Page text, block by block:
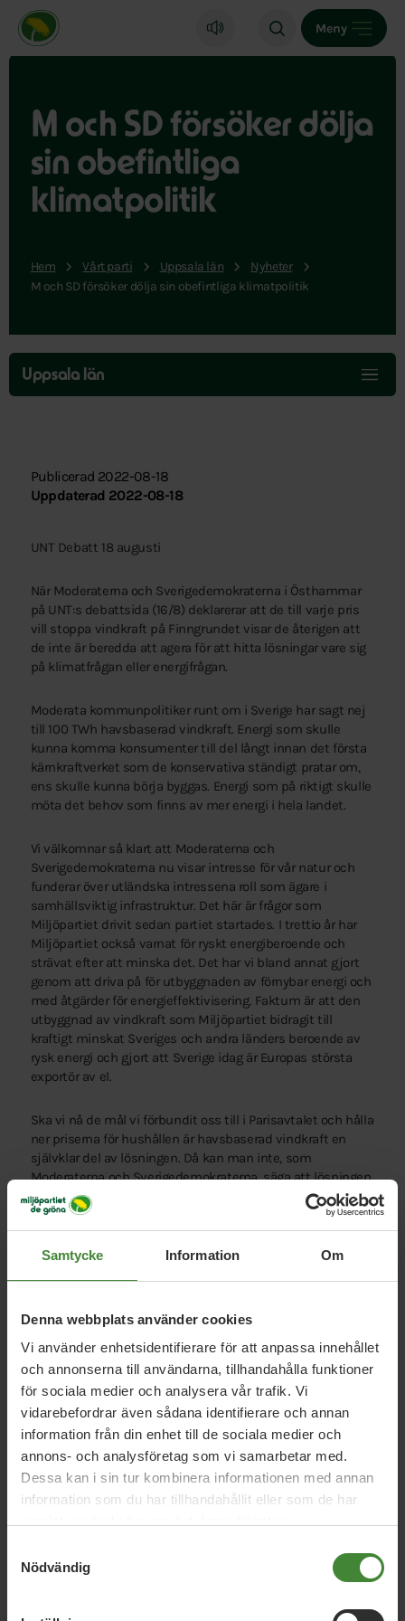
Samtycke Information Om
Denna webbplats använder cookies
Vi använder enhetsidentifierare för att anpassa innehållet
och annonserna till användarna, tillhandahålla funktioner
för sociala medier och analysera vår trafik. Vi
vidarebefordrar även sådana identifierare och annan
information från din enhet till de sociala medier och
annons- och analysföretag som vi samarbetar med.
Dessa kan i sin tur kombinera informationen med annan
information som du har tillhandahållit eller som de har
Nödvändig
Miljöpartiet de gröna, startsida
Meny
M och SD försöker dölja
sin obefintliga
klimatpolitik
Hem Vårt parti Uppsala län
Nyheter
M och SD försöker dölja sin obefintliga klimatpolitik
Hoppa
över
menyn
Uppsala län
Publicerad 2022-08-18
Uppdaterad 2022-08-18
UNT Debatt 18 augusti
När Moderaterna och Sverigedemokraterna i Östhammar
på UNT:s debattsida (16/8) deklarerar att de till varje pris
vill stoppa vindkraft på Finngrundet visar de återigen att
de inte är beredda att agera för att hitta lösningar vare sig
på klimatfrågan eller energifrågan.
Moderata kommunpolitiker runt om i Sverige har sagt nej
till 100 TWh havsbaserad vindkraft. Energi som skulle
kunna komma konsumenter till del långt innan det första
kärnkraftverket som de konservativa ständigt pratar om,
ens skulle kunna börja byggas. Energi som på riktigt skulle
möta det behov som finns av mer energi i hela landet.
Vi välkomnar så klart att Moderaterna och
Sverigedemokraterna nu visar intresse för vår natur och
funderar över utländska intressena roll som ägare i
samhällsviktig infrastruktur. Det här är frågor som
Miljöpartiet drivit sedan partiet startades. I trettio år har
Miljöpartiet också varnat för ryskt energiberoende och
strävat efter att minska det. Det har vi bland annat gjort
genom att driva på för utbyggnaden av förnybar energi och
med åtgärder för energieffektivisering. Faktum är att den
utbyggnad av vindkraft som Miljöpartiet bidragit till
kraftigt minskat Sveriges och andra länders beroende av
rysk energi och gjort att Sverige idag är Europas största
exportör av el.
Ska vi nå de mål vi förbundit oss till i Parisavtalet och hålla
ner priserna för hushållen är havsbaserad vindkraft en
självklar del av lösningen. Då kan man inte, som
Moderaterna och Sverigedemokraterna, säga att lösningen
alltid ska tillhandahållas av någon annan, någon
annanstans, någon annan gång.
Att Moderaterna och Sverigedemokraterna går till val för
att stoppa utbyggnaden av mer förnybar energi i ett läge
lämnat walk over i klimatfrågan och struntar i hushållens
Malin Aldal, kandidat (MP) till Östhammars
kommunfullmäktige
Jacob Risberg, riksdagskandidat (MP), Uppsala län
Hans Wennberg, gruppledare (MP), kommunfullmäktige
Älvkarleby samt regionråd
Jenny Lundström, gruppledare (MP), kommunfullmäktige
Tierp